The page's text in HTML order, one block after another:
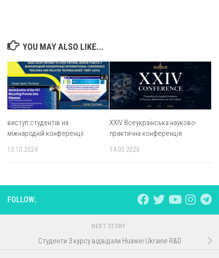
YOU MAY ALSO LIKE...
виступ студентів на
міжнародній конференції
13.10.2024
XXIV Всеукраїнська науково-
практична конференція
14.05.2026
FOLLOW:
NEXT STORY
Студенти 3 курсу відвідали Huawei Ukraine R&D